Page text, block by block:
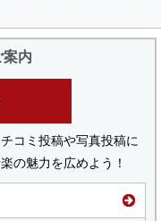
内
コミ投稿や写真投稿に
の魅力を広めよう！